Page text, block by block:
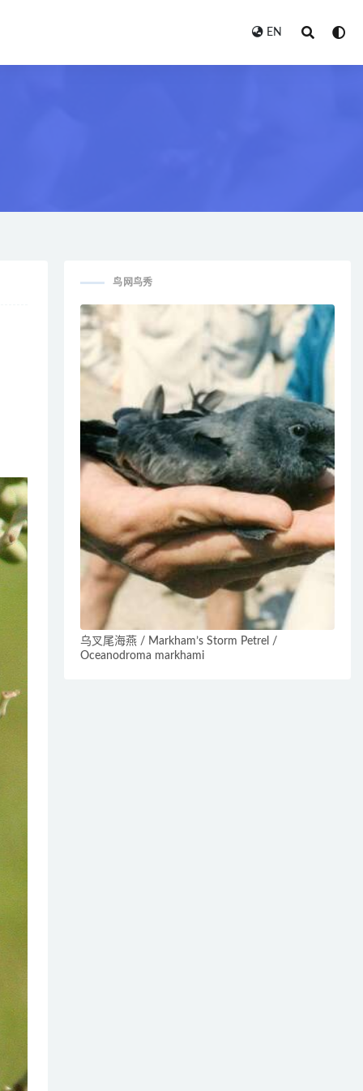
EN
鸟网鸟秀
乌叉尾海燕 / Markham’s Storm Petrel /
Oceanodroma markhami